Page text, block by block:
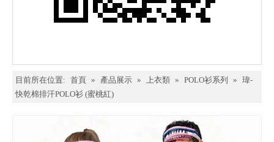
目前所在位置: 首頁 » 產品展示 » 上衣類 » POLO衫系列 » 瑋-
快乾棉排汗POLO衫 (蜜桃紅)